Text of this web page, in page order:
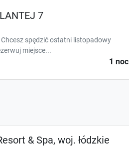
7
spędzić ostatni listopadowy
miejsce...
1 noc
& Spa, woj. łódzkie